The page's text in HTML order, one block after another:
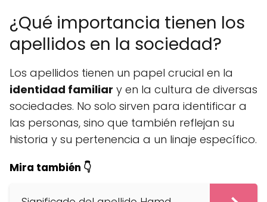
¿Qué importancia tienen los
apellidos en la sociedad?
Los apellidos tienen un papel crucial en la
identidad familiar y en la cultura de diversas
sociedades. No solo sirven para identificar a
las personas, sino que también reflejan su
historia y su pertenencia a un linaje específico.
Mira también 👇